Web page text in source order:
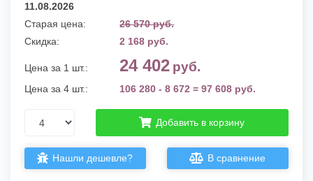
11.08.2026
Старая цена:
26 570 руб.
Скидка:
2 168 руб.
Цена за 1 шт.: 24 402 руб.
Цена за 4 шт.: 106 280 - 8 672 = 97 608 руб.
Добавить в корзину
Нашли дешевле? В сравнение